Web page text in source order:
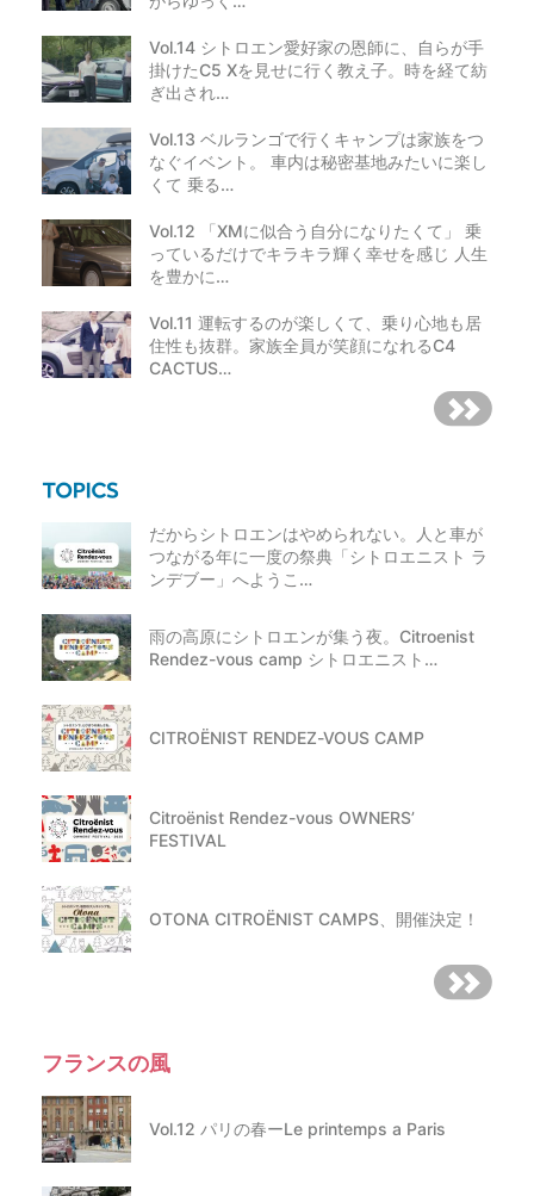
Vol.14 シトロエン愛好家の恩師に、自らが手
掛けたC5 Xを見せに行く教え子。時を経て紡
ぎ出され…
Vol.13 ベルランゴで行くキャンプは家族をつ
なぐイベント。 車内は秘密基地みたいに楽し
くて 乗る…
Vol.12 「XMに似合う自分になりたくて」 乗
っているだけでキラキラ輝く幸せを感じ 人生
を豊かに…
Vol.11 運転するのが楽しくて、乗り心地も居
住性も抜群。家族全員が笑顔になれるC4
CACTUS…
だからシトロエンはやめられない。人と車が
つながる年に一度の祭典「シトロエニスト ラ
ンデブー」へようこ…
雨の高原にシトロエンが集う夜。Citroenist
Rendez-vous camp シトロエニスト…
CITROËNIST RENDEZ-VOUS CAMP
Citroënist Rendez-vous OWNERS’
FESTIVAL
OTONA CITROËNIST CAMPS、開催決定！
フランスの風
Vol.12 パリの春ーLe printemps a Paris